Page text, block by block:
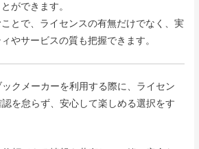
ができます。
とで、ライセンスの有無だけでなく、実
やサービスの質も把握できます。
クメーカーを利用する際に、ライセン
を怠らず、安心して楽しめる選択をす